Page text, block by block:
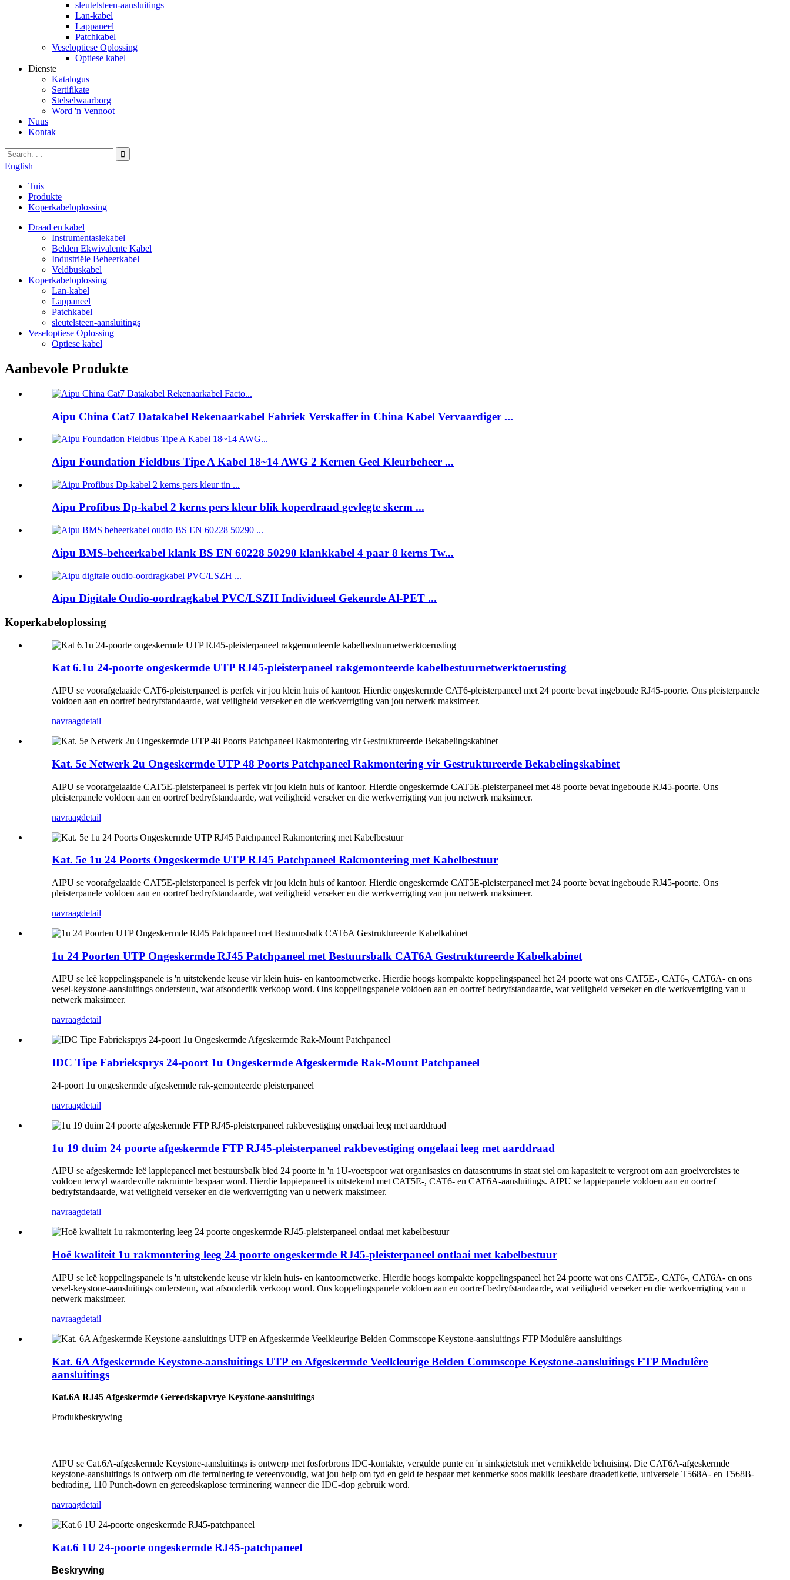
sleutelsteen-aansluitings
Lan-kabel
Lappaneel
Patchkabel
Veseloptiese Oplossing
Optiese kabel
Dienste
Katalogus
Sertifikate
Stelselwaarborg
Word 'n Vennoot
Nuus
Kontak
English
Tuis
Produkte
Koperkabeloplossing
Draad en kabel
Instrumentasiekabel
Belden Ekwivalente Kabel
Industriële Beheerkabel
Veldbuskabel
Koperkabeloplossing
Lan-kabel
Lappaneel
Patchkabel
sleutelsteen-aansluitings
Veseloptiese Oplossing
Optiese kabel
Aanbevole Produkte
Aipu China Cat7 Datakabel Rekenaarkabel Fabriek Verskaffer in China Kabel Vervaardiger ...
Aipu Foundation Fieldbus Tipe A Kabel 18~14 AWG 2 Kernen Geel Kleurbeheer ...
Aipu Profibus Dp-kabel 2 kerns pers kleur blik koperdraad gevlegte skerm ...
Aipu BMS-beheerkabel klank BS EN 60228 50290 klankkabel 4 paar 8 kerns Tw...
Aipu Digitale Oudio-oordragkabel PVC/LSZH Individueel Gekeurde Al-PET ...
Koperkabeloplossing
Kat 6.1u 24-poorte ongeskermde UTP RJ45-pleisterpaneel rakgemonteerde kabelbestuurnetwerktoerusting
AIPU se voorafgelaaide CAT6-pleisterpaneel is perfek vir jou klein huis of kantoor. Hierdie ongeskermde CAT6-pleisterpaneel met 24 poorte bevat ingeboude RJ45-poorte. Ons pleisterpanele
voldoen aan en oortref bedryfstandaarde, wat veiligheid verseker en die werkverrigting van jou netwerk maksimeer.
navraagdetail
Kat. 5e Netwerk 2u Ongeskermde UTP 48 Poorts Patchpaneel Rakmontering vir Gestruktureerde Bekabelingskabinet
AIPU se voorafgelaaide CAT5E-pleisterpaneel is perfek vir jou klein huis of kantoor. Hierdie ongeskermde CAT5E-pleisterpaneel met 48 poorte bevat ingeboude RJ45-poorte. Ons
pleisterpanele voldoen aan en oortref bedryfstandaarde, wat veiligheid verseker en die werkverrigting van jou netwerk maksimeer.
navraagdetail
Kat. 5e 1u 24 Poorts Ongeskermde UTP RJ45 Patchpaneel Rakmontering met Kabelbestuur
AIPU se voorafgelaaide CAT5E-pleisterpaneel is perfek vir jou klein huis of kantoor. Hierdie ongeskermde CAT5E-pleisterpaneel met 24 poorte bevat ingeboude RJ45-poorte. Ons
pleisterpanele voldoen aan en oortref bedryfstandaarde, wat veiligheid verseker en die werkverrigting van jou netwerk maksimeer.
navraagdetail
1u 24 Poorten UTP Ongeskermde RJ45 Patchpaneel met Bestuursbalk CAT6A Gestruktureerde Kabelkabinet
AIPU se leë koppelingspanele is 'n uitstekende keuse vir klein huis- en kantoornetwerke. Hierdie hoogs kompakte koppelingspaneel het 24 poorte wat ons CAT5E-, CAT6-, CAT6A- en ons
vesel-keystone-aansluitings ondersteun, wat afsonderlik verkoop word. Ons koppelingspanele voldoen aan en oortref bedryfstandaarde, wat veiligheid verseker en die werkverrigting van u
netwerk maksimeer.
navraagdetail
IDC Tipe Fabrieksprys 24-poort 1u Ongeskermde Afgeskermde Rak-Mount Patchpaneel
24-poort 1u ongeskermde afgeskermde rak-gemonteerde pleisterpaneel
navraagdetail
1u 19 duim 24 poorte afgeskermde FTP RJ45-pleisterpaneel rakbevestiging ongelaai leeg met aarddraad
AIPU se afgeskermde leë lappiepaneel met bestuursbalk bied 24 poorte in 'n 1U-voetspoor wat organisasies en datasentrums in staat stel om kapasiteit te vergroot om aan groeivereistes te
voldoen terwyl waardevolle rakruimte bespaar word. Hierdie lappiepaneel is uitstekend met CAT5E-, CAT6- en CAT6A-aansluitings. AIPU se lappiepanele voldoen aan en oortref
bedryfstandaarde, wat veiligheid verseker en die werkverrigting van u netwerk maksimeer.
navraagdetail
Hoë kwaliteit 1u rakmontering leeg 24 poorte ongeskermde RJ45-pleisterpaneel ontlaai met kabelbestuur
AIPU se leë koppelingspanele is 'n uitstekende keuse vir klein huis- en kantoornetwerke. Hierdie hoogs kompakte koppelingspaneel het 24 poorte wat ons CAT5E-, CAT6-, CAT6A- en ons
vesel-keystone-aansluitings ondersteun, wat afsonderlik verkoop word. Ons koppelingspanele voldoen aan en oortref bedryfstandaarde, wat veiligheid verseker en die werkverrigting van u
netwerk maksimeer.
navraagdetail
Kat. 6A Afgeskermde Keystone-aansluitings UTP en Afgeskermde Veelkleurige Belden Commscope Keystone-aansluitings FTP Modulêre
aansluitings
Kat.6A RJ45 Afgeskermde Gereedskapvrye Keystone-aansluitings
Produkbeskrywing
AIPU se Cat.6A-afgeskermde Keystone-aansluitings is ontwerp met fosforbrons IDC-kontakte, vergulde punte en 'n sinkgietstuk met vernikkelde behuising. Die CAT6A-afgeskermde
keystone-aansluitings is ontwerp om die terminering te vereenvoudig, wat jou help om tyd en geld te bespaar met kenmerke soos maklik leesbare draadetikette, universele T568A- en T568B-
bedrading, 110 Punch-down en gereedskaplose terminering wanneer die IDC-dop gebruik word.
navraagdetail
Kat.6 1U 24-poorte ongeskermde RJ45-patchpaneel
Beskrywing